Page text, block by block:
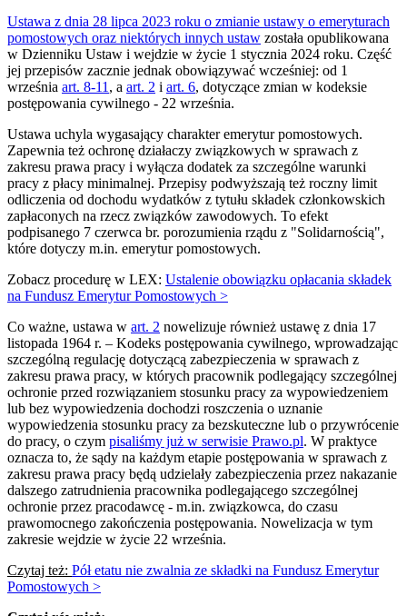
Ustawa z dnia 28 lipca 2023 roku o zmianie ustawy o emeryturach
pomostowych oraz niektórych innych ustaw została opublikowana
w Dzienniku Ustaw i wejdzie w życie 1 stycznia 2024 roku. Część
jej przepisów zacznie jednak obowiązywać wcześniej: od 1
września art. 8-11, a art. 2 i art. 6, dotyczące zmian w kodeksie
postępowania cywilnego - 22 września.
Ustawa uchyla wygasający charakter emerytur pomostowych.
Zapewnia też ochronę działaczy związkowych w sprawach z
zakresu prawa pracy i wyłącza dodatek za szczególne warunki
pracy z płacy minimalnej. Przepisy podwyższają też roczny limit
odliczenia od dochodu wydatków z tytułu składek członkowskich
zapłaconych na rzecz związków zawodowych. To efekt
podpisanego 7 czerwca br. porozumienia rządu z "Solidarnością",
które dotyczy m.in. emerytur pomostowych.
Zobacz procedurę w LEX: Ustalenie obowiązku opłacania składek
na Fundusz Emerytur Pomostowych >
Co ważne, ustawa w art. 2 nowelizuje również ustawę z dnia 17
listopada 1964 r. – Kodeks postępowania cywilnego, wprowadzając
szczególną regulację dotyczącą zabezpieczenia w sprawach z
zakresu prawa pracy, w których pracownik podlegający szczególnej
ochronie przed rozwiązaniem stosunku pracy za wypowiedzeniem
lub bez wypowiedzenia dochodzi roszczenia o uznanie
wypowiedzenia stosunku pracy za bezskuteczne lub o przywrócenie
do pracy, o czym pisaliśmy już w serwisie Prawo.pl. W praktyce
oznacza to, że sądy na każdym etapie postępowania w sprawach z
zakresu prawa pracy będą udzielały zabezpieczenia przez nakazanie
dalszego zatrudnienia pracownika podlegającego szczególnej
ochronie przez pracodawcę - m.in. związkowca, do czasu
prawomocnego zakończenia postępowania. Nowelizacja w tym
zakresie wejdzie w życie 22 września.
Czytaj też: Pół etatu nie zwalnia ze składki na Fundusz Emerytur
Pomostowych >